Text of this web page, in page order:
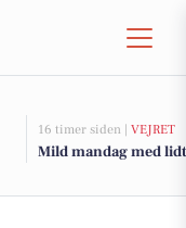
16 timer siden | VEJRET
Mild mandag med